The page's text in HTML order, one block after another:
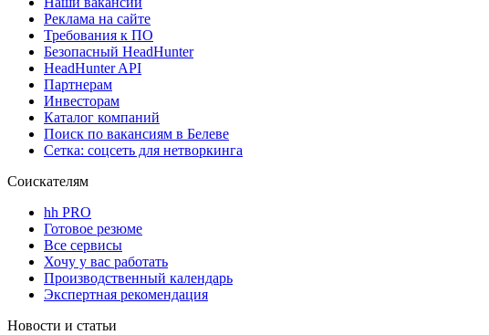
Реклама на сайте
Требования к ПО
Безопасный HeadHunter
HeadHunter API
Партнерам
Инвесторам
Каталог компаний
Поиск по вакансиям в Белеве
Сетка: соцсеть для нетворкинга
Соискателям
hh PRO
Готовое резюме
Все сервисы
Хочу у вас работать
Производственный календарь
Экспертная рекомендация
Новости и статьи